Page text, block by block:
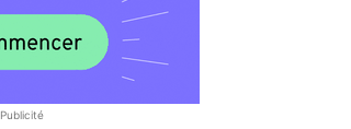
Publicité